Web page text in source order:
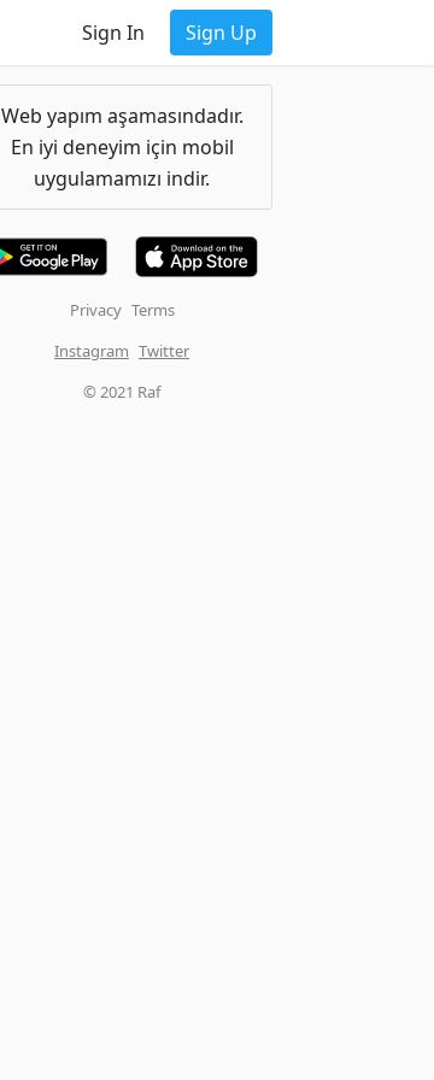
Sign In Sign Up
Web yapım aşamasındadır.
En iyi deneyim için mobil
uygulamamızı indir.
Privacy Terms
Instagram Twitter
© 2021 Raf